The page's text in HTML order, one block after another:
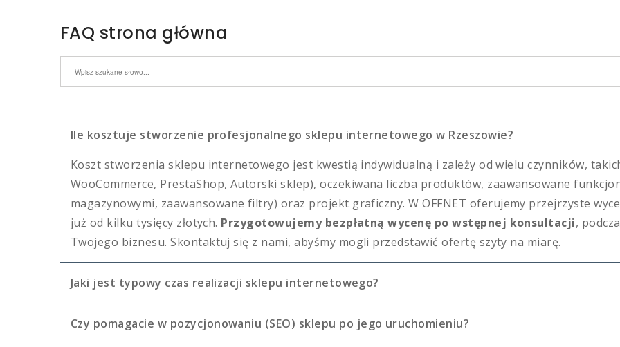
FAQ strona główna
Search through FAQ items. Results will update as you type.
Ile kosztuje stworzenie profesjonalnego sklepu internetowego w Rzeszowie?
Koszt stworzenia sklepu internetowego jest kwestią indywidualną i zależy od wielu czynników,
WooCommerce, PrestaShop, Autorski sklep), oczekiwana liczba produktów, zaawansowane
magazynowymi, zaawansowane filtry) oraz projekt graficzny. W OFFNET oferujemy przejrzyste
już od kilku tysięcy złotych. Przygotowujemy bezpłatną wycenę po wstępnej konsultacji,
Twojego biznesu. Skontaktuj się z nami, abyśmy mogli przedstawić ofertę szyty na miarę.
Jaki jest typowy czas realizacji sklepu internetowego?
Czy pomagacie w pozycjonowaniu (SEO) sklepu po jego uruchomieniu?